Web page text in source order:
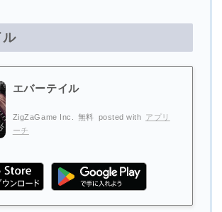
ル
エバーテイル
ZigZaGame Inc. 無料 posted with アプリ
ーチ